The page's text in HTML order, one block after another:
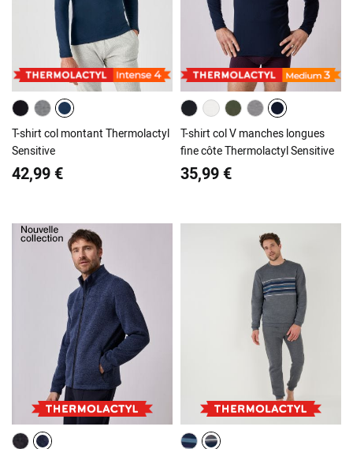
T-shirt col montant Thermolactyl
Sensitive
42,99 €
T-shirt col V manches longues
fine côte Thermolactyl Sensitive
35,99 €